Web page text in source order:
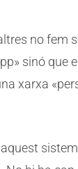
no fem
sinó que
xarxa